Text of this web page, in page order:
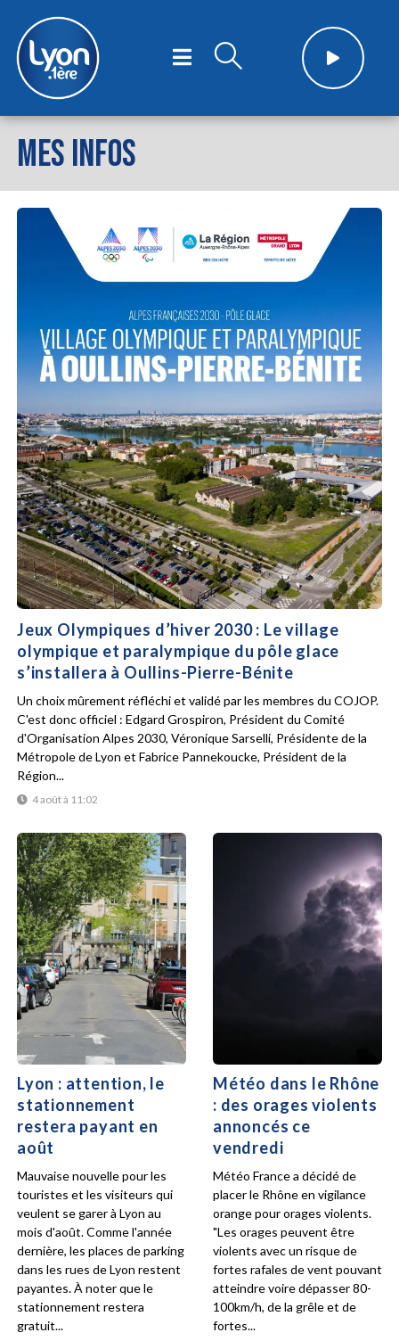
MES INFOS
Jeux Olympiques d’hiver 2030 : Le village
olympique et paralympique du pôle glace
s’installera à Oullins-Pierre-Bénite
4 août à 11:02
Un choix mûrement réfléchi et validé par les membres du COJOP.
C'est donc officiel : Edgard Grospiron, Président du Comité
d'Organisation Alpes 2030, Véronique Sarselli, Présidente de la
Métropole de Lyon et Fabrice Pannekoucke, Président de la
Région...
Lyon : attention, le
stationnement
restera payant en
août
Mauvaise nouvelle pour les
touristes et les visiteurs qui
veulent se garer à Lyon au
mois d'août. Comme l'année
dernière, les places de parking
dans les rues de Lyon restent
payantes. À noter que le
stationnement restera
gratuit...
Météo dans le Rhône
: des orages violents
annoncés ce
vendredi
Météo France a décidé de
placer le Rhône en vigilance
orange pour orages violents.
"Les orages peuvent être
violents avec un risque de
fortes rafales de vent pouvant
atteindre voire dépasser 80-
100km/h, de la grêle et de
fortes...